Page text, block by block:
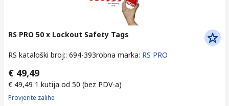
RS PRO 50 x Lockout Safety Tags
RS kataloški broj:: 694-393robna marka: RS PRO
€ 49,49
€ 49,49 1 kutija od 50 (bez PDV-a)
Provjerite zalihe